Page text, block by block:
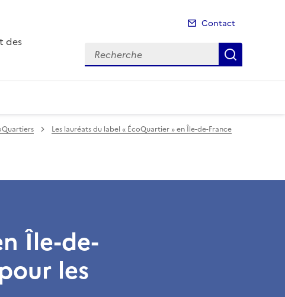
des
Contact
Recherche
Les lauréats du label « ÉcoQuartier » en Île-de-France
Île-de-
les